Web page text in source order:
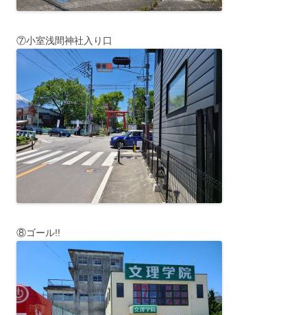
⑦小室浅間神社入り口
⑧ゴール!!